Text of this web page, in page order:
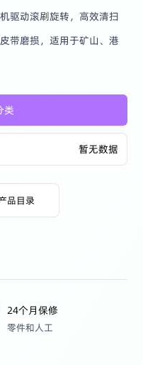
驱动滚刷旋转，高效清扫
带磨损，适用于矿山、港
类
暂无数据
品目录
24个月保修
零件和人工